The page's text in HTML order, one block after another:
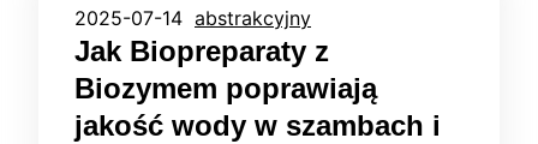
2025-07-14 abstrakcyjny
Jak Biopreparaty z
Biozymem poprawiają
jakość wody w szambach i